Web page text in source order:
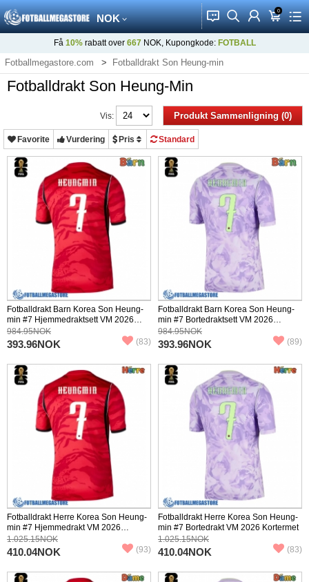
NOK 󰂱 󰂨 󰃳 0
󰃦 󰃖
Få 10%rabatt over 667NOK, Kupongkode: FOTBALL
Fotballmegastore.com Fotballdrakt Son Heung-min
Fotballdrakt Son Heung-Min
Produkt Sammenligning (0)
Vis:
Favorite Vurdering Pris Standard
Fotballdrakt Barn Korea Son Heung-
min #7 Hjemmedraktsett VM 2026
Kortermet (+ Korte bukser)
984.95NOK
393.96NOK (83)
Fotballdrakt Barn Korea Son Heung-
min #7 Bortedraktsett VM 2026
Kortermet (+ Korte bukser)
984.95NOK
393.96NOK (89)
Fotballdrakt Herre Korea Son Heung-
min #7 Hjemmedrakt VM 2026
Kortermet
1.025.15NOK
410.04NOK (93)
Fotballdrakt Herre Korea Son Heung-
min #7 Bortedrakt VM 2026 Kortermet
1.025.15NOK
410.04NOK (83)